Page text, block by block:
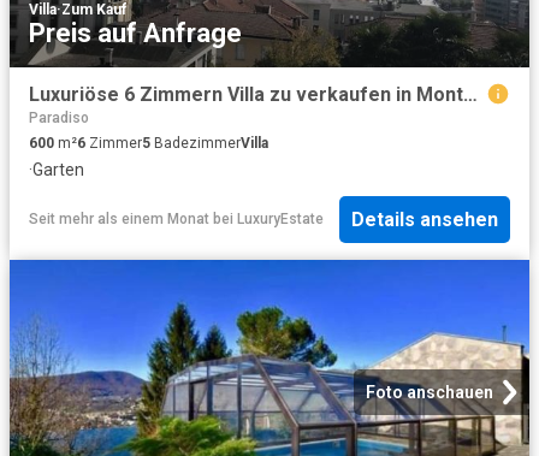
Villa·Zum Kauf
Preis auf Anfrage
Luxuriöse 6 Zimmern Villa zu verkaufen in Montagnola, Tessin
Paradiso
600 m²6 Zimmer5 BadezimmerVilla
·Garten
Seit mehr als einem Monat bei LuxuryEstate Details ansehen
Foto anschauen